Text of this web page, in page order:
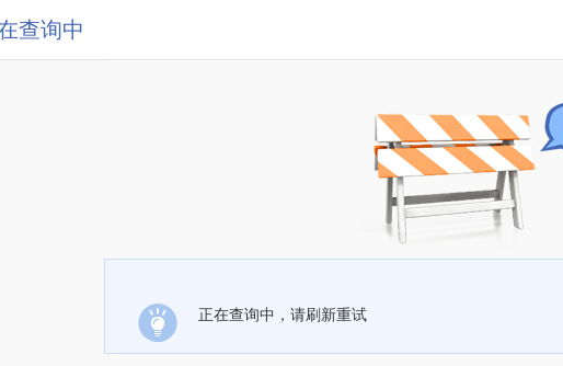
查询中
正在查询中，请刷新重试